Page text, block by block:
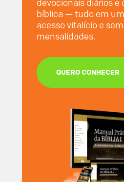
devocionais diários e
bíblica — tudo em
acesso vitalício e sem
mensalidades.
QUERO CONHECER